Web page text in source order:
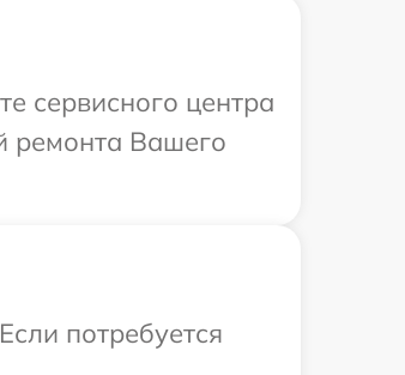
сервисного центра
ремонта Вашего
потребуется